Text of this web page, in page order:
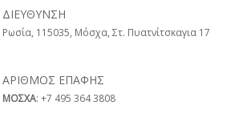
ΔΙΕΎΘΥΝΣΗ
Ρωσία, 115035, Μόσχα, Στ. Πυατνίτσκαγια 17
ΑΡΙΘΜΌΣ ΕΠΑΦΉΣ
ΜΟΣΧΑ: +7 495 364 3808